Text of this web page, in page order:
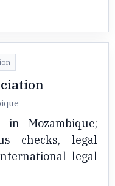
in Mozambique;
checks, legal
legal